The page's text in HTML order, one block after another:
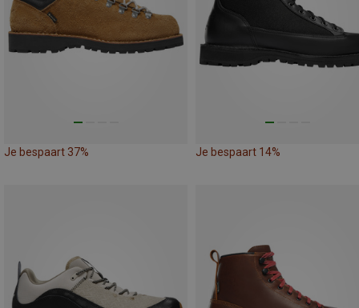
Je bespaart 37% Je bespaart 14%